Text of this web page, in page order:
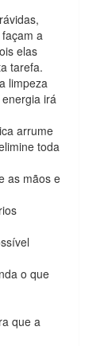
a
elas
tarefa.
limpeza
irá
arrume
toda
as mãos e
o que
que a